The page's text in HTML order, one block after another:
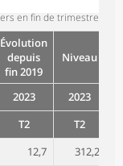
en fin de trimestre
Évolution
depuis
fin 2019
Niveau
2023
2023
T2
T2
12,7
312,2